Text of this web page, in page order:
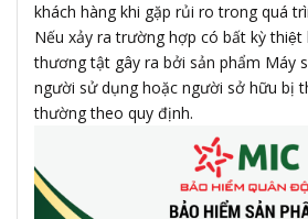
khách hàng khi gặp rủi ro trong quá
Nếu xảy ra trường hợp có bất kỳ thiệt
thương tật gây ra bởi sản phẩm Máy
người sử dụng hoặc người sở hữu bị
thường theo quy định.